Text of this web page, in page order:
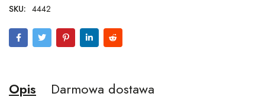
SKU: 4442
Opis Darmowa dostawa